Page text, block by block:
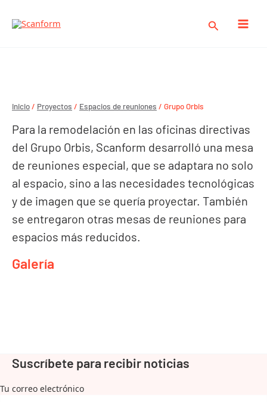
contenido
Buscar
Inicio/ Proyectos / Espacios de reuniones / Grupo Orbis
Para la remodelación en las oficinas directivas
del Grupo Orbis, Scanform desarrolló una mesa
de reuniones especial, que se adaptara no solo
al espacio, sino a las necesidades tecnológicas
y de imagen que se quería proyectar. También
se entregaron otras mesas de reuniones para
espacios más reducidos.
Galería
Suscríbete para recibir noticias
Tu correo electrónico